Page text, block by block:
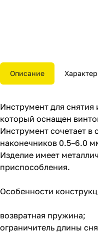
Описание
Инструмент для снятия
который оснащен
Инструмент сочетает
наконечников 0.5–6.0
Изделие имеет
приспособления.
Особенности
возвратная пружина;
ограничитель длины